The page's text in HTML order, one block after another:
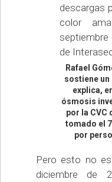
Rafael
sostiene
explica,
ósmosis
por la CVC
tomado el
por
Pero esto no
diciembre de